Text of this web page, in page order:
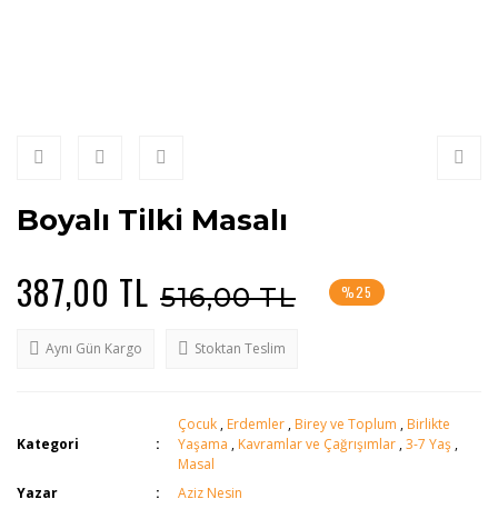
Boyalı Tilki Masalı
387,00 TL 516,00 TL %25
Aynı Gün Kargo Stoktan Teslim
Kategori
Çocuk , Erdemler , Birey ve Toplum , Birlikte
Yaşama , Kavramlar ve Çağrışımlar ,3-7 Yaş ,
Masal
Yazar
Aziz Nesin